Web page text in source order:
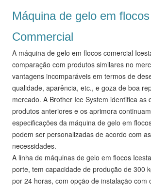
Máquina de gelo em
Commercial
A máquina de gelo em flocos comercial
comparação com produtos similares no
vantagens incomparáveis ​​em termos de
qualidade, aparência, etc., e goza de boa
mercado. A Brother Ice System identifica as
produtos anteriores e os aprimora
especificações da máquina de gelo em
podem ser personalizadas de acordo com
necessidades.
A linha de máquinas de gelo em flocos
porte, tem capacidade de produção de 300
por 24 horas, com opção de instalação com